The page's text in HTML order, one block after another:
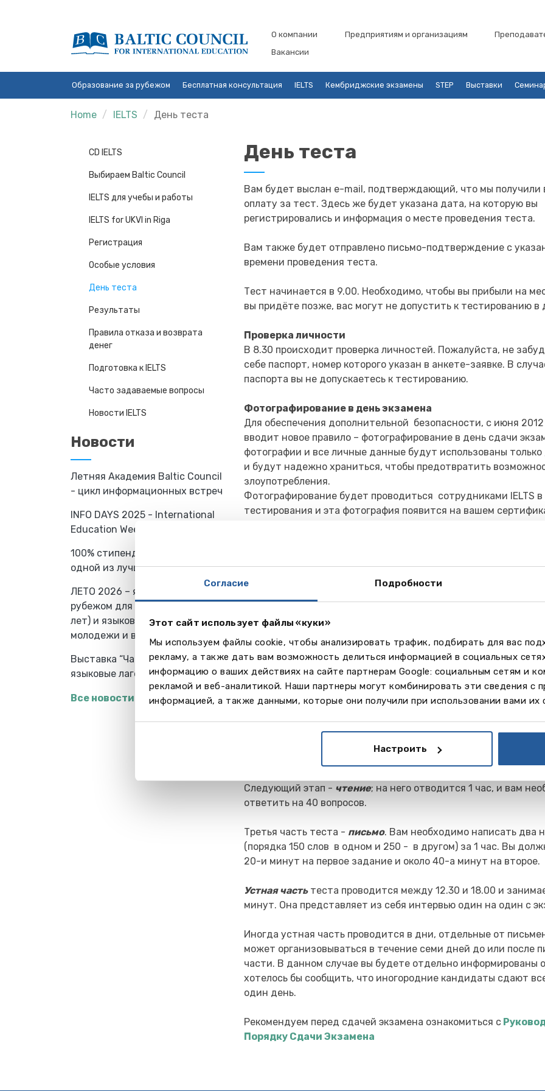
Согласие Подробности
Этот сайт использует файлы «куки»
Мы используем файлы cookie, чтобы анализировать трафик, подбирать для вас
рекламу, а также дать вам возможность делиться информацией в социальных
информацию о ваших действиях на сайте партнерам Google: социальным сетям и
рекламой и веб-аналитикой. Наши партнеры могут комбинировать эти сведения с
информацией, а также данными, которые они получили при использовании вами их
Настроить
О компании Предприятиям и организациям
Вакансии
Образование за рубежом Бесплатная консультация IELTS Кембриджские экзамены STEP Выставки
Home IELTS День теста
CD IELTS
Выбираем Baltic Council
IELTS для учебы и работы
IELTS for UKVI in Riga
Регистрация
Особые условия
День теста
Результаты
Правила отказа и возврата
денег
Подготовка к IELTS
Часто задаваемые вопросы
Новости IELTS
Новости
Летняя Академия Baltic Council
- цикл информационных встреч
INFO DAYS 2025 - International
Education Week
100% стипендии на обучение в
одной из лучших школ Европы
ЛЕТО 2026 – языковые лагеря за
рубежом для школьников (7-18
лет) и языковые школы для
молодежи и взрослых
Выставка “Частные школы и
языковые лагеря за рубежом”
Все новости
День теста
Вам будет выслан e-mail, подтверждающий, что мы получили
оплату за тест. Здесь же будет указана дата, на которую вы
регистрировались и информация о месте проведения теста.
Вам также будет отправлено письмо-подтверждение с
времени проведения теста.
Тест начинается в 9.00. Необходимо, чтобы вы прибыли на
вы придёте позже, вас могут не допустить к тестированию в
Проверка личности
В 8.30 происходит проверка личностей. Пожалуйста, не
себе паспорт, номер которого указан в анкете-заявке. В
паспорта вы не допускаетесь к тестированию.
Фотографирование в день экзамена
Для обеспечения дополнительной безопасности, с июня 2012
вводит новое правило – фотографирование в день сдачи
фотографии и все личные данные будут использованы только
и будут надежно храниться, чтобы предотвратить
злоупотребления.
Фотографирование будет проводиться сотрудниками IELTS в
тестирования и эта фотография появится на вашем
указанном помещении. Мы настоятельно рекомендуем не
ценные и дорогие вещи, мобильные телефоны и т.д. Вам
собой на экзамен только паспорт, ручку/карандаш и бутылку
Тест
В 9.00 тест начинается с устного приветствия и
прослушайте все инструкции внимательно. Если у вас есть
их одному из экзаменаторов. Паузы и перерывы не
первых трёх частей теста.
ответить на 40 вопросов. Запись слушается только один
прослушивания вам даётся 10 минут перенести ответы на
Следующий этап - чтение; на него отводится 1 час, и вам
ответить на 40 вопросов.
Третья часть теста - письмо. Вам необходимо написать два
(порядка 150 слов в одном и 250 - в другом) за 1 час. Вы
20-и минут на первое задание и около 40-а минут на второе.
Устная частьтеста проводится между 12.30 и 18.00 и
минут. Она представляет из себя интервью один на один с
Иногда устная часть проводится в дни, отдельные от
может организовываться в течение семи дней до или после
части. В данном случае вы будете отдельно информированы
хотелось бы сообщить, что иногородние кандидаты сдают
один день.
Рекомендуем перед сдачей экзамена ознакомиться с
Порядку Сдачи Экзамена